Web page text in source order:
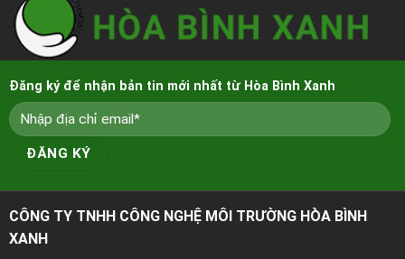
Đăng ký để nhận bản tin mới nhất từ Hòa Bình Xanh
CÔNG TY TNHH CÔNG NGHỆ MÔI TRƯỜNG HÒA BÌNH
XANH